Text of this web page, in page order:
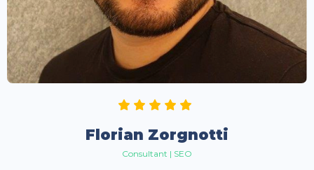
Florian Zorgnotti
Consultant | SEO